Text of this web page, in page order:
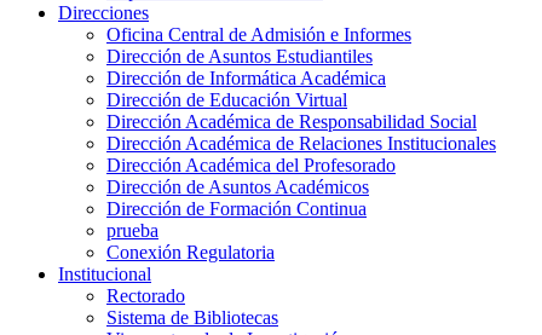
Direcciones
Oficina Central de Admisión e Informes
Dirección de Asuntos Estudiantiles
Dirección de Informática Académica
Dirección de Educación Virtual
Dirección Académica de Responsabilidad Social
Dirección Académica de Relaciones Institucionales
Dirección Académica del Profesorado
Dirección de Asuntos Académicos
Dirección de Formación Continua
prueba
Conexión Regulatoria
Institucional
Rectorado
Sistema de Bibliotecas